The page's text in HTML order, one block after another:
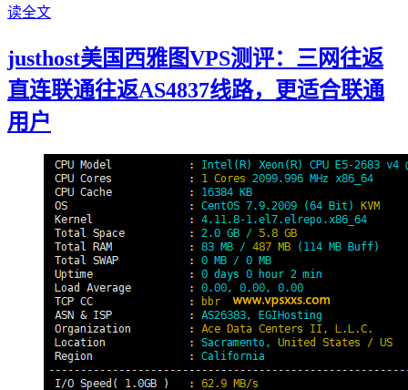
读全文
justhost美国西雅图VPS测评：三网往返
直连联通往返AS4837线路，更适合联通
用户